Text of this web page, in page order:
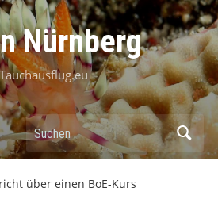
Nürnberg
Suchen
über einen BoE-Kurs